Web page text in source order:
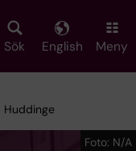
Sök English Meny
Huddinge
Foto: N/A